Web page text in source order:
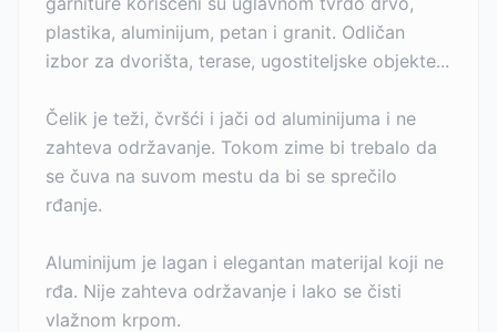
plastika, aluminijum, petan i granit. Odličan
izbor za dvorišta, terase, ugostiteljske objekte...
Čelik je teži, čvršći i jači od aluminijuma i ne
zahteva održavanje. Tokom zime bi trebalo da
se čuva na suvom mestu da bi se sprečilo
rđanje.
Aluminijum je lagan i elegantan materijal koji ne
rđa. Nije zahteva održavanje i lako se čisti
vlažnom krpom.